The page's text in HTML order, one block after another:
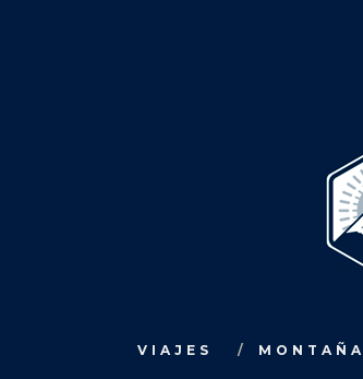
VIAJES MONTAÑA